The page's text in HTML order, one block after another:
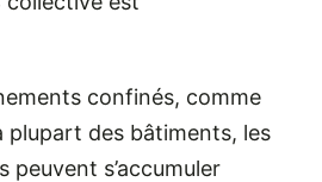
confinés, comme
plupart des bâtiments, les
peuvent s’accumuler